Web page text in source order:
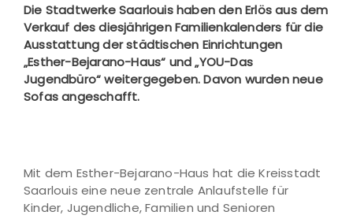
Die Stadtwerke Saarlouis haben den Erlös aus dem
Verkauf des diesjährigen Familienkalenders für die
Ausstattung der städtischen Einrichtungen
„Esther-Bejarano-Haus“ und „YOU-Das
Jugendbüro“ weitergegeben. Davon wurden neue
Sofas angeschafft.
Mit dem Esther-Bejarano-Haus hat die Kreisstadt
Saarlouis eine neue zentrale Anlaufstelle für
Kinder, Jugendliche, Familien und Senioren